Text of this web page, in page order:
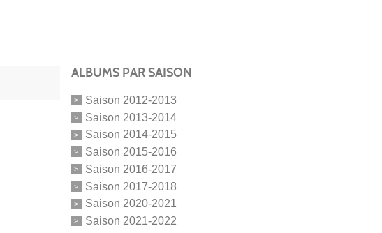
ALBUMS PAR SAISON
Saison 2012-2013
Saison 2013-2014
Saison 2014-2015
Saison 2015-2016
Saison 2016-2017
Saison 2017-2018
Saison 2020-2021
Saison 2021-2022